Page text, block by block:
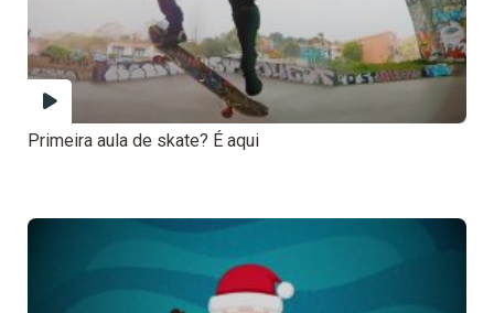
Primeira aula de skate? É aqui